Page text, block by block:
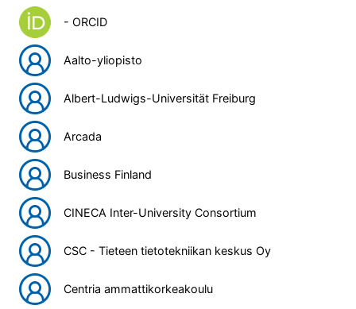
- ORCID
Aalto-yliopisto
Albert-Ludwigs-Universität Freiburg
Arcada
Business Finland
CINECA Inter-University Consortium
CSC - Tieteen tietotekniikan keskus Oy
Centria ammattikorkeakoulu